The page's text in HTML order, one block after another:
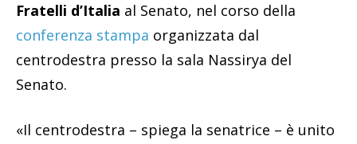
Fratelli d’Italia al Senato, nel corso della
conferenza stampa organizzata dal
centrodestra presso la sala Nassirya del
Senato.
«Il centrodestra – spiega la senatrice – è unito